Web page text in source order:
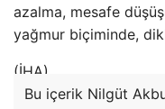
azalma, mesafe
yağmur biçiminde,
(İHA)
Bu içerik Nilgüt